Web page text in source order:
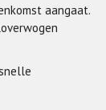
aangaat.